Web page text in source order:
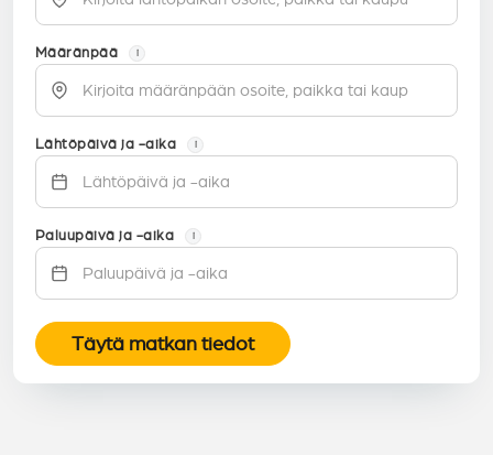
Määränpää i
Lähtöpäivä ja -aika i
Paluupäivä ja -aika i
Täytä matkan tiedot